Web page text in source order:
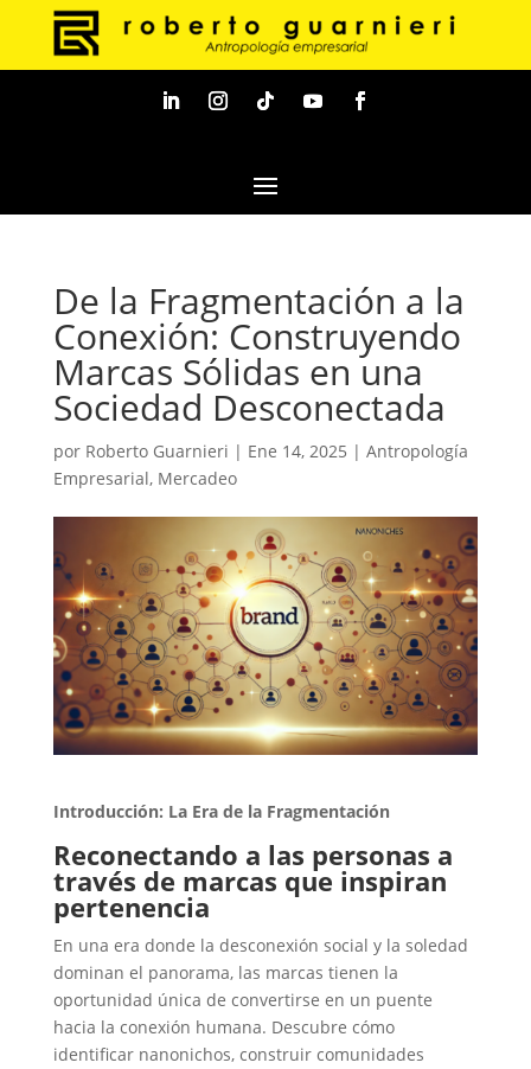
De la Fragmentación a la
Conexión: Construyendo
Marcas Sólidas en una
Sociedad Desconectada
por Roberto Guarnieri | Ene 14, 2025 | Antropología
Empresarial, Mercadeo
Introducción: La Era de la Fragmentación
Reconectando a las personas a
través de marcas que inspiran
pertenencia
En una era donde la desconexión social y la soledad
dominan el panorama, las marcas tienen la
oportunidad única de convertirse en un puente
hacia la conexión humana. Descubre cómo
identificar nanonichos, construir comunidades